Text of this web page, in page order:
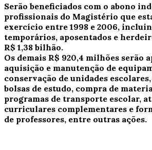
Serão beneficiados com o abono
profissionais do Magistério que
exercício entre 1998 e 2006,
temporários, aposentados e
R$ 1,38 bilhão.
Os demais R$ 920,4 milhões serão
aquisição e manutenção de
conservação de unidades
bolsas de estudo, compra de
programas de transporte escolar,
curriculares complementares e
de professores, entre outras ações.